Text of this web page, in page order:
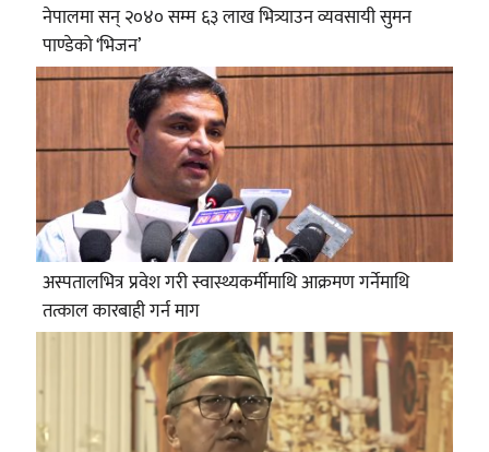
नेपालमा सन् २०४० सम्म ६३ लाख भित्र्याउन व्यवसायी सुमन
पाण्डेको ‘भिजन’
अस्पतालभित्र प्रवेश गरी स्वास्थ्यकर्मीमाथि आक्रमण गर्नेमाथि
तत्काल कारबाही गर्न माग